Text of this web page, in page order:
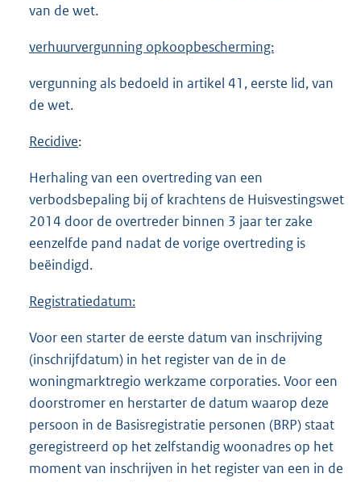
van de wet.
verhuurvergunning opkoopbescherming:
vergunning als bedoeld in artikel 41, eerste lid, van
de wet.
Recidive:
Herhaling van een overtreding van een
verbodsbepaling bij of krachtens de Huisvestingswet
2014 door de overtreder binnen 3 jaar ter zake
eenzelfde pand nadat de vorige overtreding is
beëindigd.
Registratiedatum:
Voor een starter de eerste datum van inschrijving
(inschrijfdatum) in het register van de in de
woningmarktregio werkzame corporaties. Voor een
doorstromer en herstarter de datum waarop deze
persoon in de Basisregistratie personen (BRP) staat
geregistreerd op het zelfstandig woonadres op het
moment van inschrijven in het register van een in de